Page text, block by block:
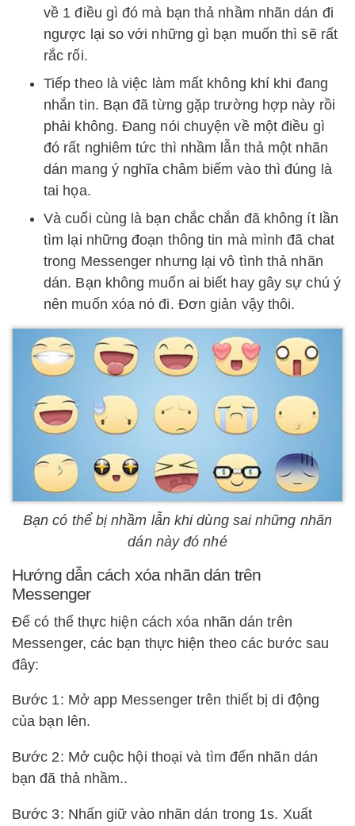
về 1 điều gì đó mà bạn thả nhầm nhãn dán đi
ngược lại so với những gì bạn muốn thì sẽ rất
rắc rối.
Tiếp theo là việc làm mất không khí khi đang
nhắn tin. Bạn đã từng gặp trường hợp này rồi
phải không. Đang nói chuyện về một điều gì
đó rất nghiêm tức thì nhầm lẫn thả một nhãn
dán mang ý nghĩa châm biếm vào thì đúng là
tai họa.
Và cuối cùng là bạn chắc chắn đã không ít lần
tìm lại những đoạn thông tin mà mình đã chat
trong Messenger nhưng lại vô tình thả nhãn
dán. Bạn không muốn ai biết hay gây sự chú ý
nên muốn xóa nó đi. Đơn giản vậy thôi.
Bạn có thể bị nhầm lẫn khi dùng sai những nhãn
dán này đó nhé
Hướng dẫn cách xóa nhãn dán trên
Messenger
Để có thể thực hiện cách xóa nhãn dán trên
Messenger, các bạn thực hiện theo các bước sau
đây:
Bước 1: Mở app Messenger trên thiết bị di động
của bạn lên.
Bước 2: Mở cuộc hội thoại và tìm đến nhãn dán
bạn đã thả nhầm..
Bước 3: Nhấn giữ vào nhãn dán trong 1s. Xuất